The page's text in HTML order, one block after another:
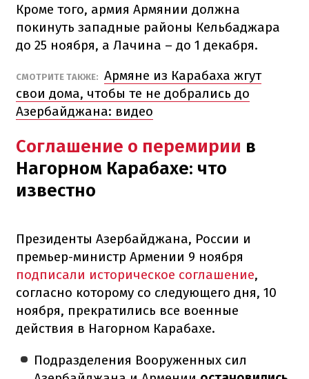
Кроме того, армия Армянии должна
покинуть западные районы Кельбаджара
до 25 ноября, а Лачина – до 1 декабря.
СМОТРИТЕ ТАКЖЕ: Армяне из Карабаха жгут
свои дома, чтобы те не добрались до
Азербайджана: видео
Соглашение о перемирии в
Нагорном Карабахе: что
известно
Президенты Азербайджана, России и
премьер-министр Армении 9 ноября
подписали историческое соглашение,
согласно которому со следующего дня, 10
ноября, прекратились все военные
действия в Нагорном Карабахе.
Подразделения Вооруженных сил